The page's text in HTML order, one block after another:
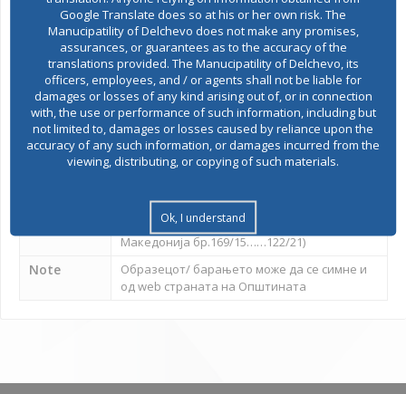
по ПТТ пошта
Required
requirements
Б А Р А Њ Е за издавање на
одобрение за времена измена на
режимот на сообраќај
Download
Deadline
30 дена од денот на приемот на решението
Закон за безбедност на сообраќајот на
патиштата, член 14 ( Службен весник на Р.
Македонија бр.169/15……122/21)
Note
Образецот/ барањето може да се симне и
од web страната на Општината
Google Translate does so at his or her own risk. The
Manucipatility of Delchevo does not make any promises,
assurances, or guarantees as to the accuracy of the
translations provided. The Manucipatility of Delchevo, its
officers, employees, and / or agents shall not be liable for
damages or losses of any kind arising out of, or in connection
with, the use or performance of such information, including but
not limited to, damages or losses caused by reliance upon the
accuracy of any such information, or damages incurred from the
viewing, distributing, or copying of such materials.
Ok, I understand